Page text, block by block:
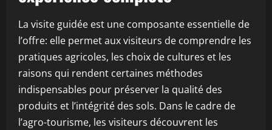
La visite guidée est une composante essentielle de
l’offre: elle permet aux visiteurs de comprendre les
pratiques agricoles, les choix de cultures et les
raisons qui rendent certaines méthodes
indispensables pour préserver la qualité des
produits et l’intégrité des sols. Dans le cadre de
l’agro-tourisme, les visiteurs découvrent les